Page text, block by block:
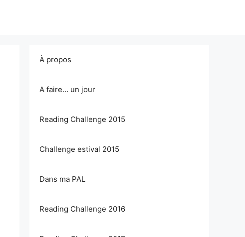
À propos
A faire… un jour
Reading Challenge 2015
Challenge estival 2015
Dans ma PAL
Reading Challenge 2016